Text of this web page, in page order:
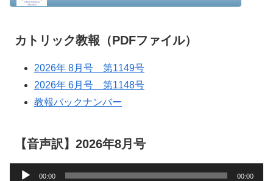
カトリック教報（PDFファイル）
2026年 8月号 第1149号
2026年 6月号 第1148号
教報バックナンバー
【音声訳】2026年8月号
00:00 00:00